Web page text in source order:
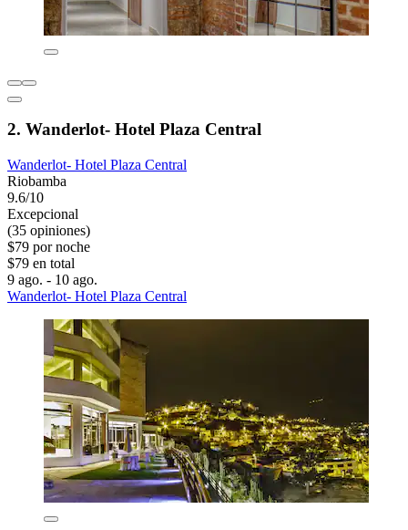
2. Wanderlot- Hotel Plaza Central
Wanderlot- Hotel Plaza Central
Riobamba
9.6/10
Excepcional
(35 opiniones)
$79 por noche
$79 en total
9 ago. - 10 ago.
Wanderlot- Hotel Plaza Central